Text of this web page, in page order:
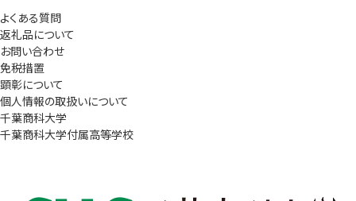
よくある質問
返礼品について
お問い合わせ
免税措置
顕彰について
個人情報の取扱いについて
千葉商科大学
千葉商科大学付属高等学校